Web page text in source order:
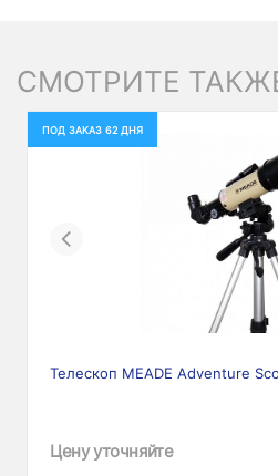
СМОТРИТЕ
ПОД ЗАКАЗ 62 ДНЯ
Previous
Телескоп MEADE Adventure
Цену уточняйте